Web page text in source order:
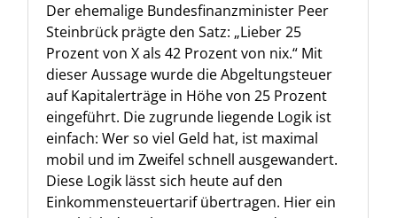
Der ehemalige Bundesfinanzminister Peer
Steinbrück prägte den Satz: „Lieber 25
Prozent von X als 42 Prozent von nix.“ Mit
dieser Aussage wurde die Abgeltungsteuer
auf Kapitalerträge in Höhe von 25 Prozent
eingeführt. Die zugrunde liegende Logik ist
einfach: Wer so viel Geld hat, ist maximal
mobil und im Zweifel schnell ausgewandert.
Diese Logik lässt sich heute auf den
Einkommensteuertarif übertragen. Hier ein